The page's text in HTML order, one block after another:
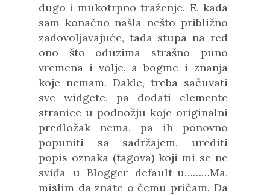
dugo i mukotrpno traženje. E, kada
sam konačno našla nešto približno
zadovoljavajuće, tada stupa na red
ono što oduzima strašno puno
vremena i volje, a bogme i znanja
koje nemam. Dakle, treba sačuvati
sve widgete, pa dodati elemente
stranice u podnožju koje originalni
predložak nema, pa ih ponovno
popuniti sa sadržajem, urediti
popis oznaka (tagova) koji mi se ne
sviđa u Blogger default-u………Ma,
mislim da znate o čemu pričam. Da